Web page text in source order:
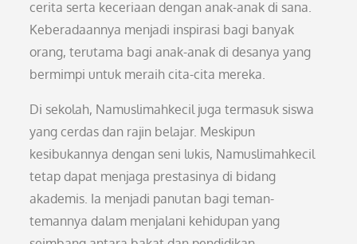
cerita serta keceriaan dengan anak-anak di sana.
Keberadaannya menjadi inspirasi bagi banyak
orang, terutama bagi anak-anak di desanya yang
bermimpi untuk meraih cita-cita mereka.
Di sekolah, Namuslimahkecil juga termasuk siswa
yang cerdas dan rajin belajar. Meskipun
kesibukannya dengan seni lukis, Namuslimahkecil
tetap dapat menjaga prestasinya di bidang
akademis. Ia menjadi panutan bagi teman-
temannya dalam menjalani kehidupan yang